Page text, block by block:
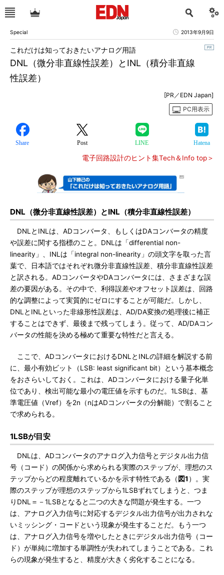
Special 2013年9月9日
DNL（微分非直線性誤差）とINL（積分非直線
性誤差）
これだけは知っておきたいアナログ用語
[PR／EDN Japan]
PC用表示
Share Post LINE Hatena
電子回路設計のヒント集Tech＆Info top＞
DNL（微分非直線性誤差）とINL（積分非直線性誤差）
DNLとINLは、ADコンバータ、もしくはDAコンバータの精度
や誤差に関する指標のこと。DNLは「differential non-
linearity」、INLは「integral non-linearity」の頭文字を取った言
葉で、日本語ではそれぞれ微分非直線性誤差、積分非直線性誤差
と訳される。ADコンバータやDAコンバータには、さまざまな誤
差の要因がある。その中で、利得誤差やオフセット誤差は、回路
的な調整によって実質的にゼロにすることが可能だ。しかし、
DNLとINLといった非線形性誤差は、AD/DA変換の処理後に補正
することはできず、最後まで残ってしまう。従って、AD/DAコン
バータの性能を決める極めて重要な特性だと言える。
ここで、ADコンバータにおけるDNLとINLの詳細を解説する前
に、最小有効ビット（LSB: least significant bit）という基本概念
をおさらいしておく。これは、ADコンバータにおける量子化単
位であり、検出可能な最小の電圧値を示すものだ。1LSBは、基
準電圧値（Vref）を2n（nはADコンバータの分解能）で割ること
で求められる。
1LSBが目安
DNLは、ADコンバータのアナログ入力信号とデジタル出力信
号（コード）の関係から求められる実際のステップが、理想のス
テップからどの程度離れているかを示す特性である（ 図1 ）。実
際のステップが理想のステップから1LSBずれてしまうと、つま
りDNL＝－1LSBとなると二つの大きな問題が発生する。一つ
は、アナログ入力信号に対応するデジタル出力信号が出力されな
いミッシング・コードという現象が発生することだ。もう一つ
は、アナログ入力信号を増やしたときにデジタル出力信号（コー
ド）が単純に増加する単調性が失われてしまうことである。これ
らの現象が発生すると、精度が大きく劣化することになる。